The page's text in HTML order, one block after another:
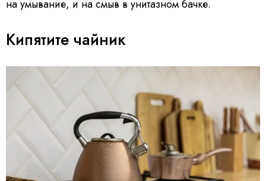
на умывание, и на смыв в унитазном бачке.
Кипятите чайник